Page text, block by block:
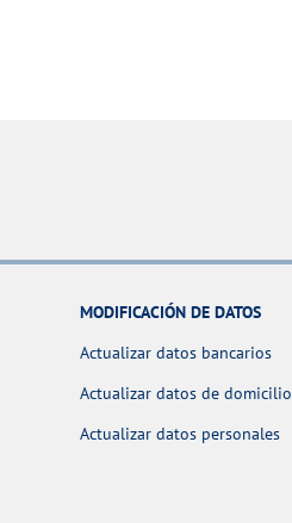
MODIFICACIÓN DE DATOS
Actualizar datos bancarios
Actualizar datos de domicilio
Actualizar datos personales